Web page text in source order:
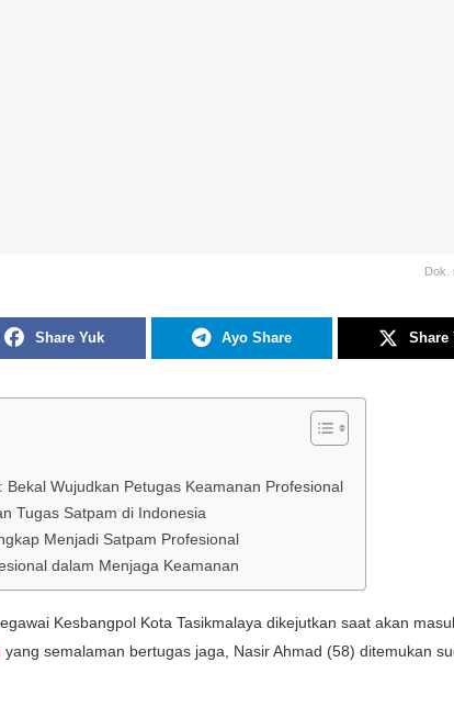
Dok.
Share Yuk Ayo Share Share
Wujudkan Petugas Keamanan Profesional
Tugas Satpam di Indonesia
Menjadi Satpam Profesional
dalam Menjaga Keamanan
Kesbangpol Kota Tasikmalaya dikejutkan saat akan
yang semalaman bertugas jaga, Nasir Ahmad (58) ditemukan